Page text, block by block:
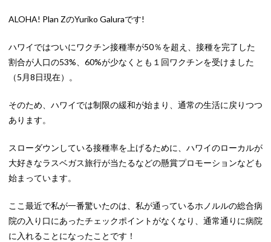
ALOHA! Plan ZのYuriko Galuraです!
ハワイではついにワクチン接種率が50％を超え、接種を完了した
割合が人口の53%、60%が少なくとも１回ワクチンを受けました
（5月8日現在）。
そのため、ハワイでは制限の緩和が始まり、通常の生活に戻りつつ
あります。
スローダウンしている接種率を上げるために、ハワイのローカルが
大好きなラスベガス旅行が当たるなどの懸賞プロモーションなども
始まっています。
ここ最近で私が一番驚いたのは、私が通っているホノルルの総合病
院の入り口にあったチェックポイントがなくなり、通常通りに病院
に入れることになったことです！